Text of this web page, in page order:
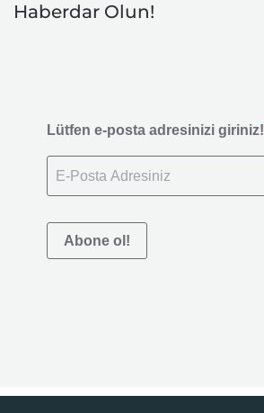
Haberdar Olun!
Lütfen e-posta adresinizi giriniz!
Abone ol!